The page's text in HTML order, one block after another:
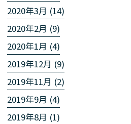
2020年3月 (14)
2020年2月 (9)
2020年1月 (4)
2019年12月 (9)
2019年11月 (2)
2019年9月 (4)
2019年8月 (1)